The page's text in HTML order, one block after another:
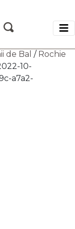
de Bal / Rochie
10-
a7a2-